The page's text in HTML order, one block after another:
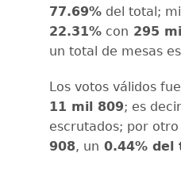
77.69% del total;
22.31% con 295
un total de mesas
Los votos válidos
11 mil 809; es
escrutados; por
908, un 0.44% del